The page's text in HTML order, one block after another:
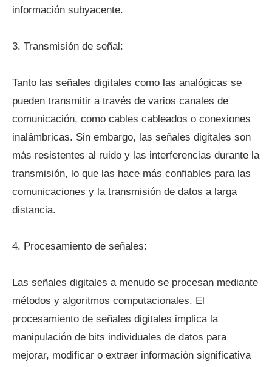
información subyacente.
3. Transmisión de señal:
Tanto las señales digitales como las analógicas se
pueden transmitir a través de varios canales de
comunicación, como cables cableados o conexiones
inalámbricas. Sin embargo, las señales digitales son
más resistentes al ruido y las interferencias durante la
transmisión, lo que las hace más confiables para las
comunicaciones y la transmisión de datos a larga
distancia.
4. Procesamiento de señales:
Las señales digitales a menudo se procesan mediante
métodos y algoritmos computacionales. El
procesamiento de señales digitales implica la
manipulación de bits individuales de datos para
mejorar, modificar o extraer información significativa